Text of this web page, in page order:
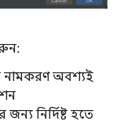
নামকরণ অবশ্যই
নির্দিষ্ট হতে